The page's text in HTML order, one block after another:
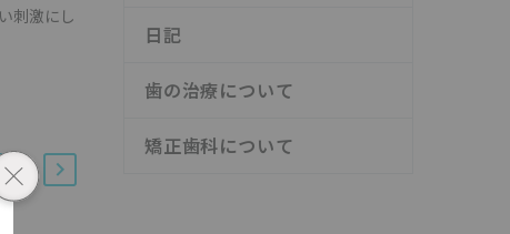
刺激にし
日記
歯の治療について
矯正歯科について